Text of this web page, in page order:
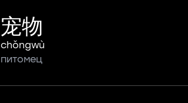
宠物
chǒngwù
питомец